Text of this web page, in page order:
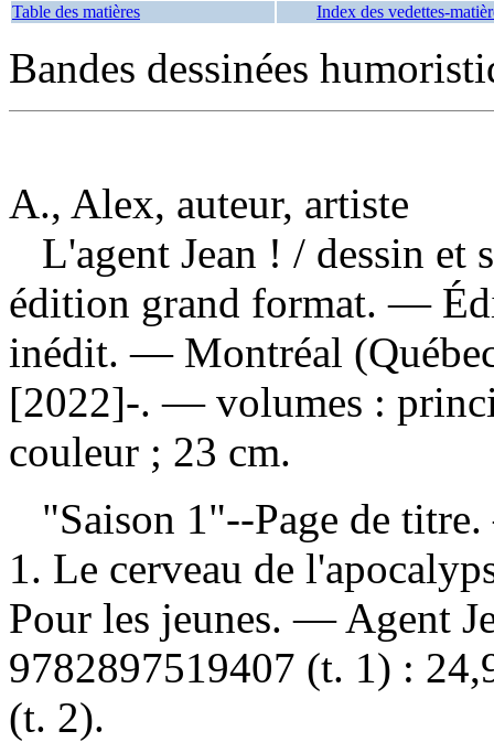
Table des matières Index des vedettes-
Bandes dessinées
A., Alex, auteur, artiste
L'agent Jean ! / dessin et
édition grand format. —
inédit. — Montréal
[2022]-. — volumes :
couleur ; 23 cm.
"Saison 1"--Page de
1. Le cerveau de
Pour les jeunes. —Agent
9782897519407 (t. 1) :
(t. 2).